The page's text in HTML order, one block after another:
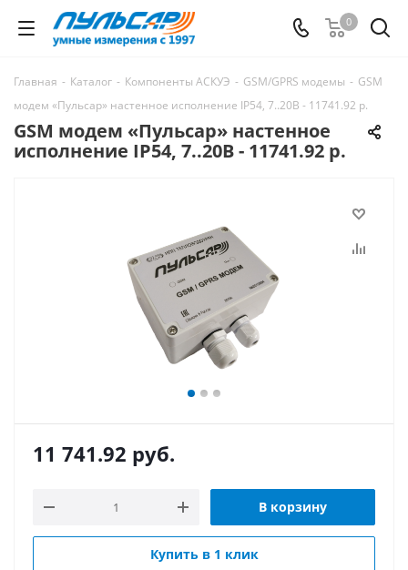
0
Главная - Каталог - Компоненты АСКУЭ - GSM/GPRS модемы - GSM
модем «Пульсар» настенное исполнение IP54, 7..20В - 11741.92 р.
GSM модем «Пульсар» настенное
исполнение IP54, 7..20В - 11741.92 р.
11 741.92 руб.
В корзину
Купить в 1 клик